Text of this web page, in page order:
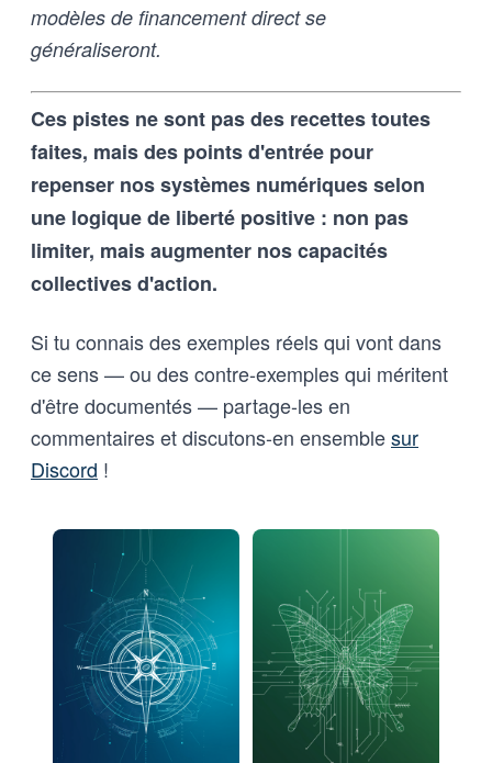
modèles de financement direct se
généraliseront.
Ces pistes ne sont pas des recettes toutes
faites, mais des points d'entrée pour
repenser nos systèmes numériques selon
une logique de liberté positive : non pas
limiter, mais augmenter nos capacités
collectives d'action.
Si tu connais des exemples réels qui vont dans
ce sens — ou des contre-exemples qui méritent
d'être documentés — partage-les en
commentaires et discutons-en ensemblesur
Discord !